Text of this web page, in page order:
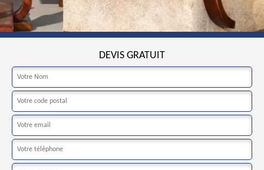
DEVIS GRATUIT